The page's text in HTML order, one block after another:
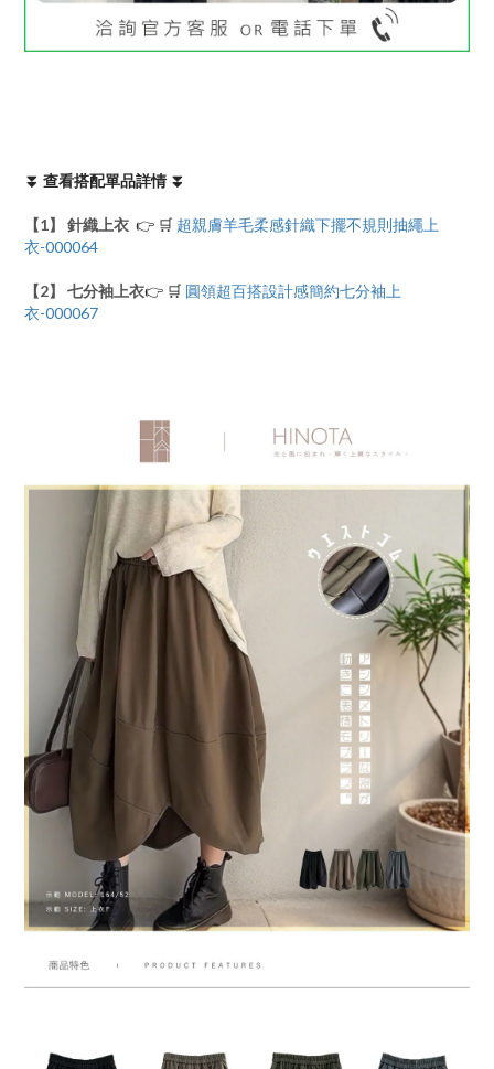
⏬ 查看搭配單品詳情 ⏬
【1】 針織上衣 👉 🛒 超親膚羊毛柔感針織下擺不規則抽繩上
衣-000064
【2】 七分袖上衣👉 🛒 圓領超百搭設計感簡約七分袖上
衣-000067